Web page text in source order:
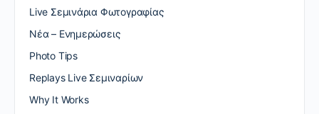
Live Σεμινάρια Φωτογραφίας
Nέα – Ενημερώσεις
Photo Tips
Replays Live Σεμιναρίων
Why It Works